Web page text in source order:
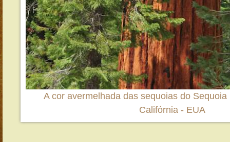
A cor avermelhada das sequoias do
Califórnia - EUA